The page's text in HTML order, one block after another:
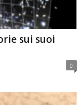
sui suoi
0